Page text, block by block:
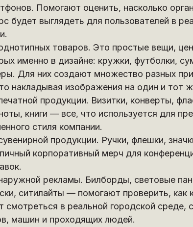
Помогают оценить, насколько
будет выглядеть для пользователей в
товаров. Это простые вещи,
именно в дизайне: кружки, футболки,
Для них создают множество разных
накладывая изображения на один и тот
продукции. Визитки, конверты,
книги — все, что используется для
стиля компании.
продукции. Ручки, флешки,
корпоративный мерч для
рекламы. Билборды, световые
ситилайты — помогают проверить, как
смотреться в реальной городской среде,
машин и проходящих людей.